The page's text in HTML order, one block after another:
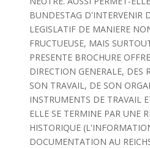
BUNDESTAG D'INTERVENIR
LEGISLATIF DE MANIERE
FRUCTUEUSE, MAIS
PRESENTE BROCHURE
DIRECTION GENERALE, DES
SON TRAVAIL, DE SON
INSTRUMENTS DE TRAVAIL
ELLE SE TERMINE PAR UNE
HISTORIQUE
DOCUMENTATION AU